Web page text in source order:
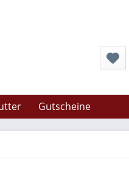
Gutscheine